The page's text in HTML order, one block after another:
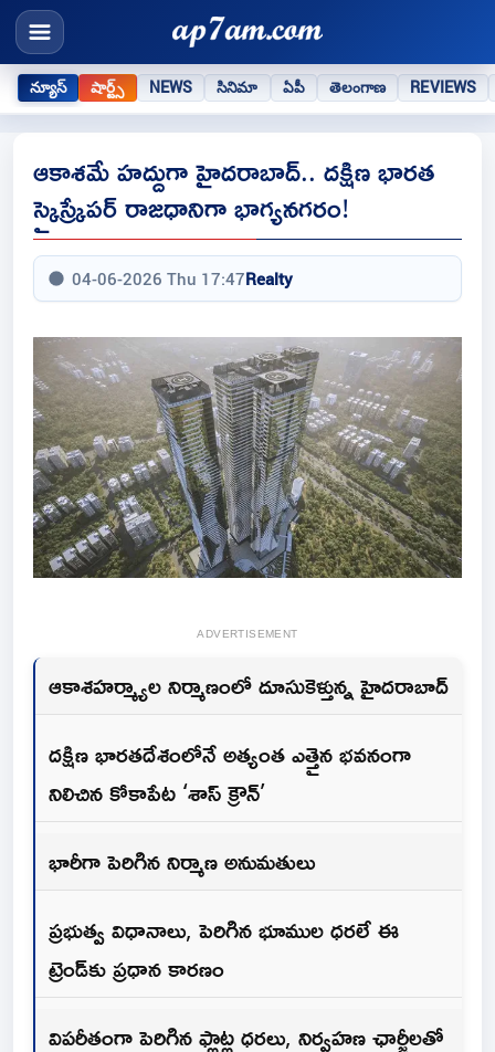
న్యూస్ షార్ట్స్ NEWS సినిమా ఏపీ తెలంగాణ REVIEWS
ఆకాశమే హద్దుగా హైదరాబాద్.. దక్షిణ భారత
స్కైస్క్రేపర్ రాజధానిగా భాగ్యనగరం!
04-06-2026 Thu 17:47Realty
ADVERTISEMENT
ఆకాశహర్మ్యాల నిర్మాణంలో దూసుకెళ్తున్న హైదరాబాద్
దక్షిణ భారతదేశంలోనే అత్యంత ఎత్తైన భవనంగా
నిలిచిన కోకాపేట ‘శాస్ క్రౌన్’
భారీగా పెరిగిన నిర్మాణ అనుమతులు
ప్రభుత్వ విధానాలు, పెరిగిన భూముల ధరలే ఈ
ట్రెండ్‌కు ప్రధాన కారణం
విపరీతంగా పెరిగిన ఫ్లాట్ల ధరలు, నిర్వహణ ఛార్జీలతో